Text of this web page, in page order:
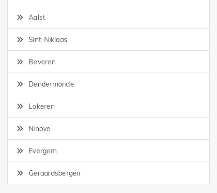
Aalst
Sint-Niklaas
Beveren
Dendermonde
Lokeren
Ninove
Evergem
Geraardsbergen